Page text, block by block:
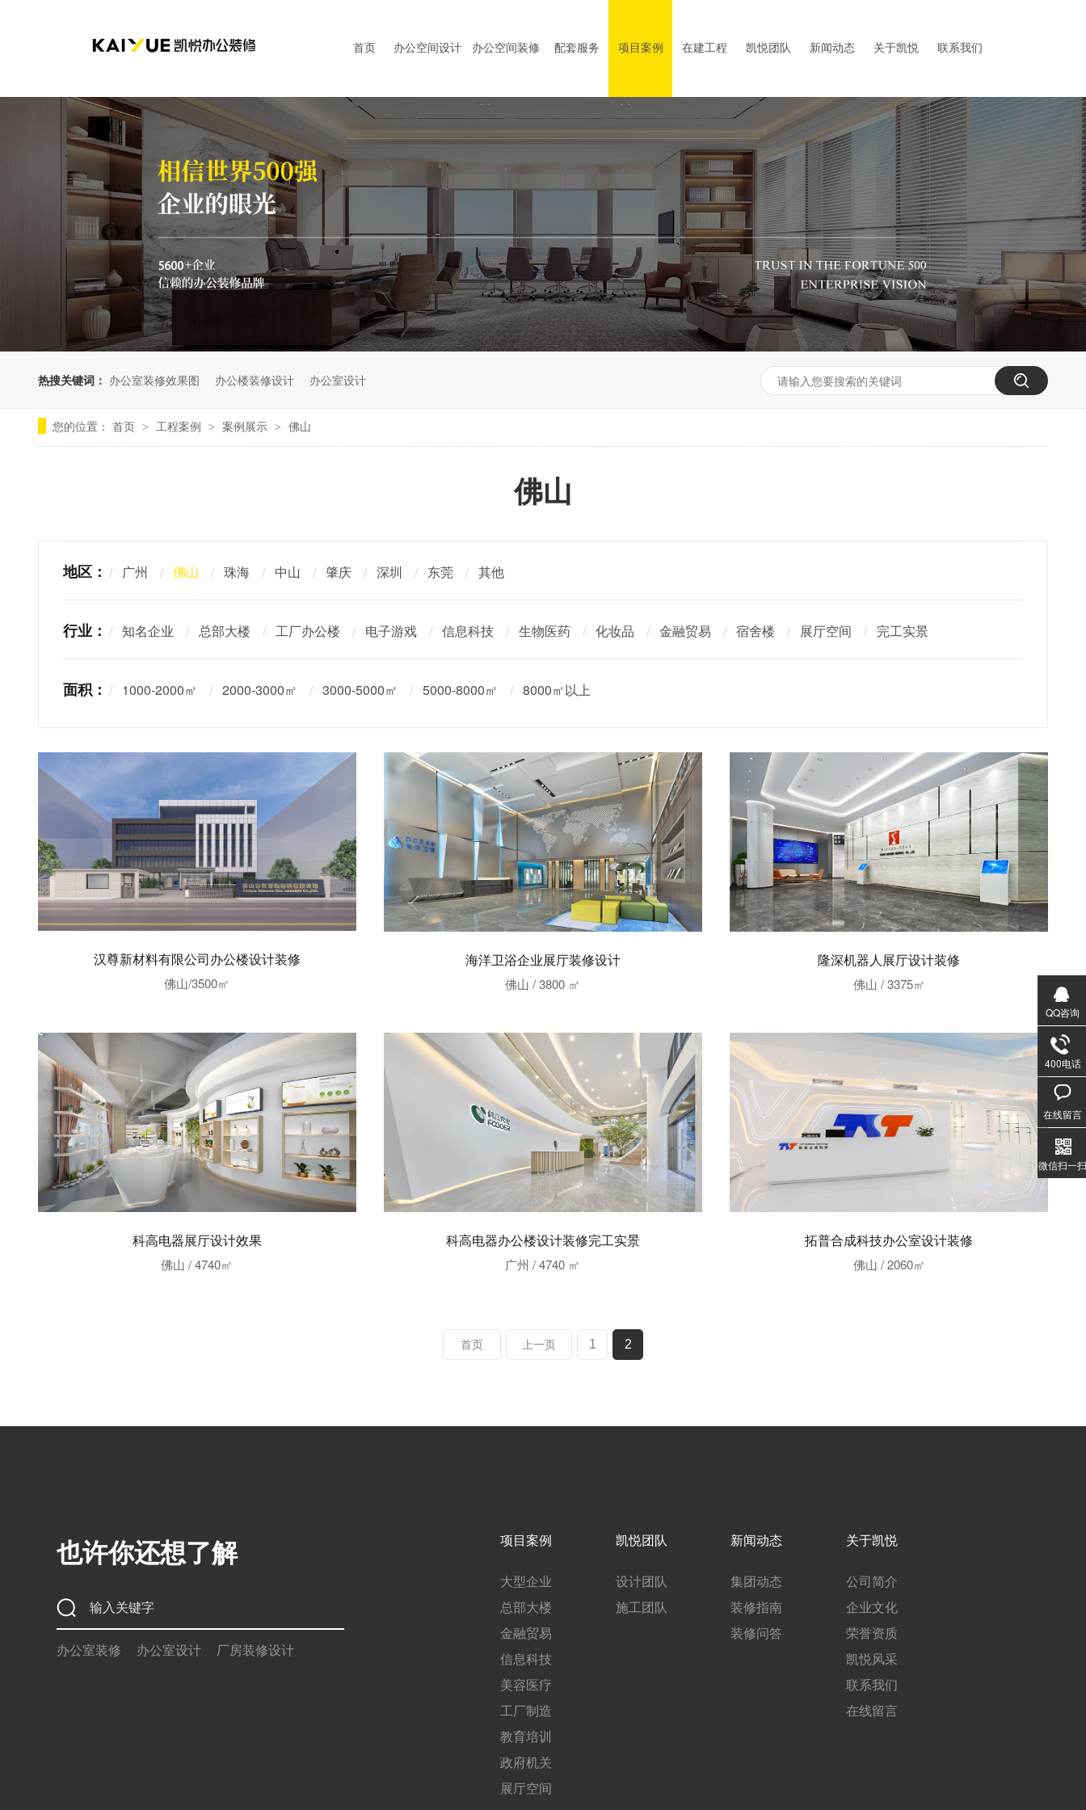
首页 办公空间设计 办公空间装修 配套服务 项目案例 在建工程 凯悦团队 新闻动态 关于凯悦 联系我们
热搜关键词： 办公室装修效果图 办公楼装修设计 办公室设计
您的位置： 首页 > 工程案例 > 案例展示 > 佛山
佛山
地区： 广州 佛山 珠海 中山 肇庆 深圳 东莞 其他
行业： 知名企业 总部大楼 工厂办公楼 电子游戏 信息科技 生物医药 化妆品 金融贸易 宿舍楼 展厅空间 完工实景
面积： 1000-2000㎡ 2000-3000㎡ 3000-5000㎡ 5000-8000㎡ 8000㎡以上
汉尊新材料有限公司办公楼设计装修
佛山/3500㎡
海洋卫浴企业展厅装修设计
佛山 / 3800 ㎡
隆深机器人展厅设计装修
佛山 / 3375㎡
科高电器展厅设计效果
佛山 / 4740㎡
科高电器办公楼设计装修完工实景
广州 / 4740 ㎡
拓普合成科技办公室设计装修
佛山 / 2060㎡
首页 上一页 1 2
也许你还想了解
办公室装修 办公室设计 厂房装修设计
项目案例
大型企业
总部大楼
金融贸易
信息科技
美容医疗
工厂制造
教育培训
政府机关
展厅空间
凯悦团队
设计团队
施工团队
新闻动态
集团动态
装修指南
装修问答
关于凯悦
公司简介
企业文化
荣誉资质
凯悦风采
联系我们
在线留言
QQ咨询
400电话
020-
在线留言
微信扫一扫